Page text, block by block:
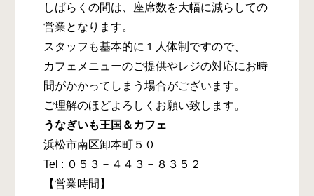
しばらくの間は、座席数を大幅に減らしての
営業となります。
スタッフも基本的に１人体制ですので、
カフェメニューのご提供やレジの対応にお時
間がかかってしまう場合がございます。
ご理解のほどよろしくお願い致します。
うなぎいも王国＆カフェ
浜松市南区卸本町５０
Tel : ０５３－４４３－８３５２
【営業時間】